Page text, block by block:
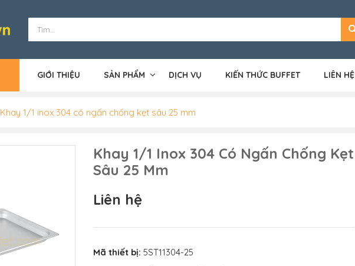
GIỚI THIỆU SẢN PHẨM DỊCH VỤ KIẾN THỨC BUFFET LIÊN HỆ
Khay 1/1 inox 304 có ngấn chống kẹt sâu 25 mm
Khay 1/1 Inox 304 Có Ngấn Chống Kẹt
Sâu 25 Mm
Liên hệ
Mã thiết bị: 5ST11304-25